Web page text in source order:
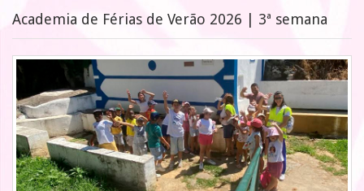
Academia de Férias de Verão 2026 | 3ª semana